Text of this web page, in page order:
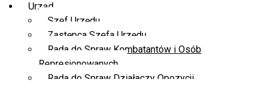
Urząd
Szef Urzędu
Zastępca Szefa Urzędu
Rada do Spraw Kombatantów i Osób
Represjonowanych
Rada do Spraw Działaczy Opozycji